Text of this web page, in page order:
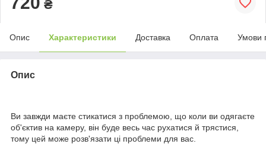
₴
Опис Характеристики Доставка Оплата Умови
Опис
Ви завжди маєте стикатися з проблемою, що коли ви одягаєте
об'єктив на камеру, він буде весь час рухатися й трястися,
тому цей може розв'язати ці проблеми для вас.